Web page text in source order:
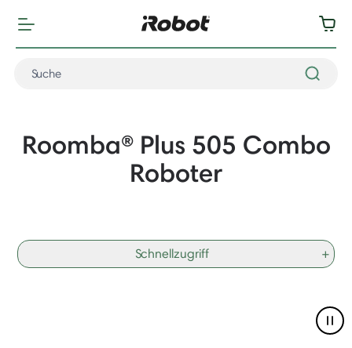
Roomba® Plus 505 Combo
Roboter
Schnellzugriff +